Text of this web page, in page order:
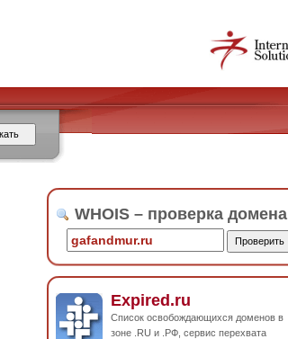
WHOIS – проверка домена
Expired.ru
Список освобождающихся доменов в
зоне .RU и .РФ, сервис перехвата